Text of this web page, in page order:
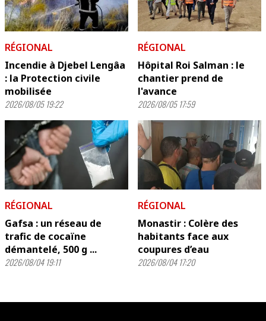
RÉGIONAL
Incendie à Djebel Lengâa
: la Protection civile
mobilisée
2026/08/05 19:22
RÉGIONAL
Hôpital Roi Salman : le
chantier prend de
l'avance
2026/08/05 17:59
RÉGIONAL
Gafsa : un réseau de
trafic de cocaïne
démantelé, 500 g ...
2026/08/04 19:11
RÉGIONAL
Monastir : Colère des
habitants face aux
coupures d’eau
2026/08/04 17:20